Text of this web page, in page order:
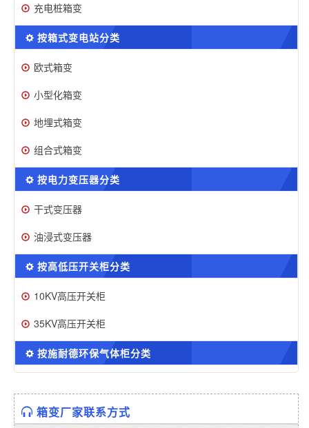
充电桩箱变
按箱式变电站分类
欧式箱变
小型化箱变
地埋式箱变
组合式箱变
按电力变压器分类
干式变压器
油浸式变压器
按高低压开关柜分类
10KV高压开关柜
35KV高压开关柜
按施耐德环保气体柜分类
箱变厂家联系方式